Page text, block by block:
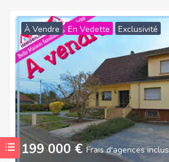
À Vendre En Vedette Exclusivité
199 000€Frais d'agences inclus